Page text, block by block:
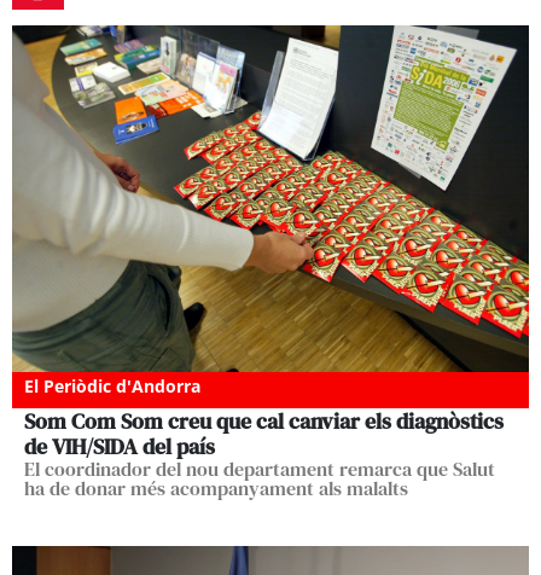
El Periòdic d'Andorra
Som Com Som creu que cal canviar els diagnòstics
de VIH/SIDA del país
El coordinador del nou departament remarca que Salut
ha de donar més acompanyament als malalts